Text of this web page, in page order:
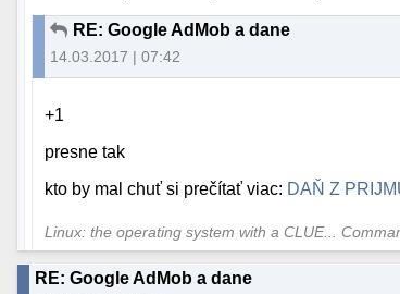
RE: Google AdMob a dane
14.03.2017 | 07:42
+1
presne tak
kto by mal chuť si prečítať viac: DAŇ Z
Linux: the operating system with a CLUE...
RE: Google AdMob a dane